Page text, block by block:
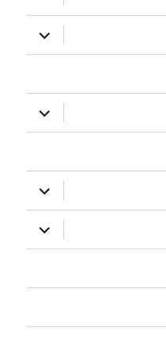
תפריט
הצג
תפריט
הצג
תפריט
הצג
תפריט
הצג
תפריט